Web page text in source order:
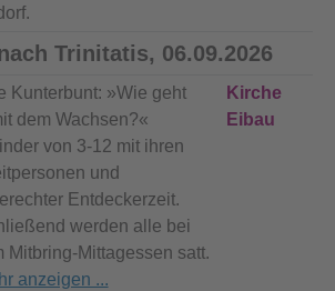
Trinitatis, 06.09.2026
Kunterbunt: »Wie geht
dem Wachsen?«
von 3-12 mit ihren
und
Entdeckerzeit.
werden alle bei
Mitbring-Mittagessen satt.
Kirche
Eibau